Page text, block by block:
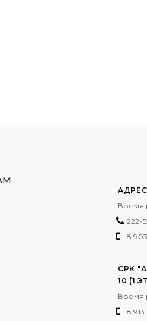
Время
222-
8
СРК
10 (1
Время
8 913